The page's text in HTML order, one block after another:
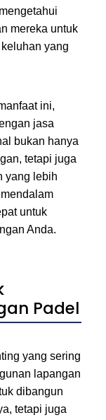
mereka untuk
yang
ini,
jasa
bukan hanya
tetapi juga
yang lebih
untuk
Anda.
Padel
yang sering
lapangan
dibangun
tetapi juga